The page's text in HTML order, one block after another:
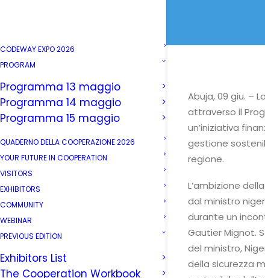
CODEWAY EXPO 2026
PROGRAM
Programma 13 maggio
Programma 14 maggio
Programma 15 maggio
QUADERNO DELLA COOPERAZIONE 2026
YOUR FUTURE IN COOPERATION
VISITORS
EXHIBITORS
COMMUNITY
WEBINAR
PREVIOUS EDITION
Exhibitors List
The Cooperation Workbook
Abuja, 09 giu. –
attraverso il
un’iniziativa
gestione
regione.
L’ambizione
dal ministro
durante un
Gautier Mignot.
del ministro,
della sicurezza